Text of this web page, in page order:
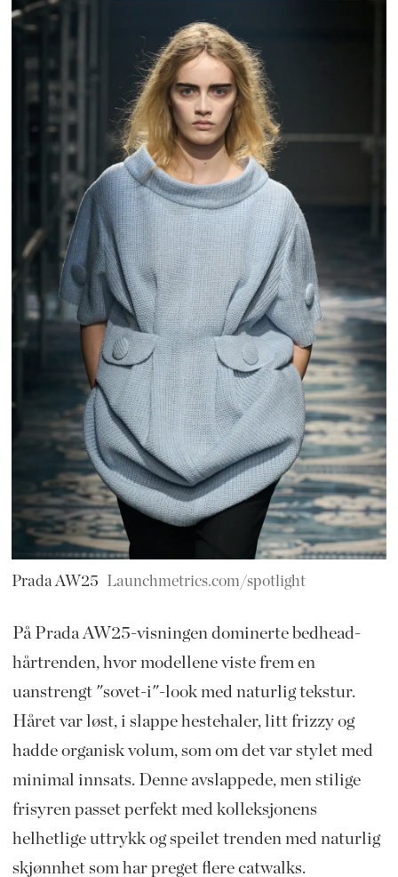
Prada AW25 Launchmetrics.com/spotlight
På Prada AW25-visningen dominerte bedhead-
hårtrenden, hvor modellene viste frem en
uanstrengt "sovet-i"-look med naturlig tekstur.
Håret var løst, i slappe hestehaler, litt frizzy og
hadde organisk volum, som om det var stylet med
minimal innsats. Denne avslappede, men stilige
frisyren passet perfekt med kolleksjonens
helhetlige uttrykk og speilet trenden med naturlig
skjønnhet som har preget flere catwalks.